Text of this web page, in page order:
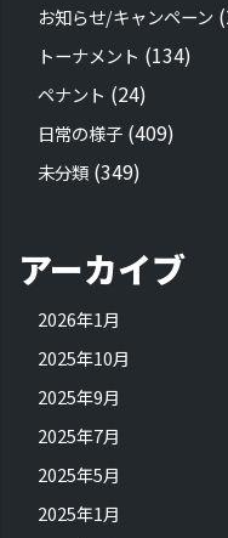
お知らせ/キャンペーン
トーナメント (134)
ペナント (24)
日常の様子 (409)
未分類 (349)
アーカイブ
2026年1月
2025年10月
2025年9月
2025年7月
2025年5月
2025年1月